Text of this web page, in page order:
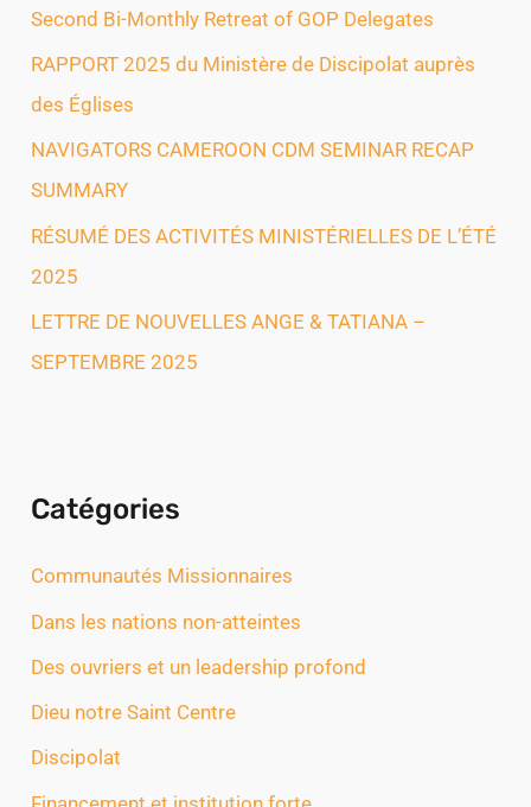
r
:
Second Bi-Monthly Retreat of GOP Delegates
RAPPORT 2025 du Ministère de Discipolat auprès
des Églises
NAVIGATORS CAMEROON CDM SEMINAR RECAP
SUMMARY
RÉSUMÉ DES ACTIVITÉS MINISTÉRIELLES DE L’ÉTÉ
2025
LETTRE DE NOUVELLES ANGE & TATIANA –
SEPTEMBRE 2025
Catégories
Communautés Missionnaires
Dans les nations non-atteintes
Des ouvriers et un leadership profond
Dieu notre Saint Centre
Discipolat